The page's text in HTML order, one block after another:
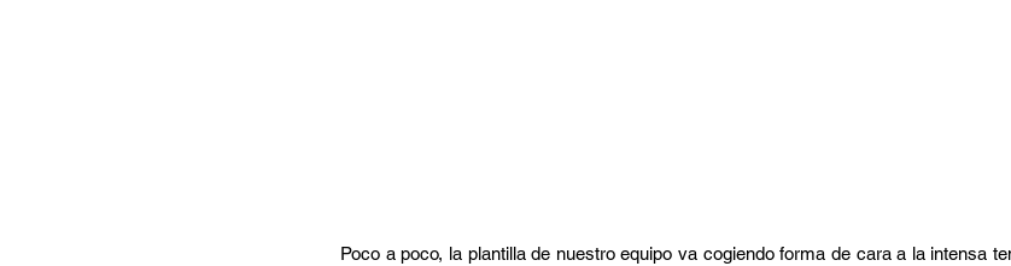
Poco a poco, la plantilla de nuestro equipo va cogiendo forma de cara a la intensa